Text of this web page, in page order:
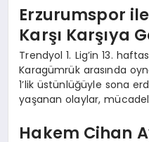
Erzurumspor
Karşı Karşıya
Trendyol 1. Lig’in 13.
Karagümrük arasında
1’lik üstünlüğüyle sona
yaşanan olaylar,
Hakem Cihan